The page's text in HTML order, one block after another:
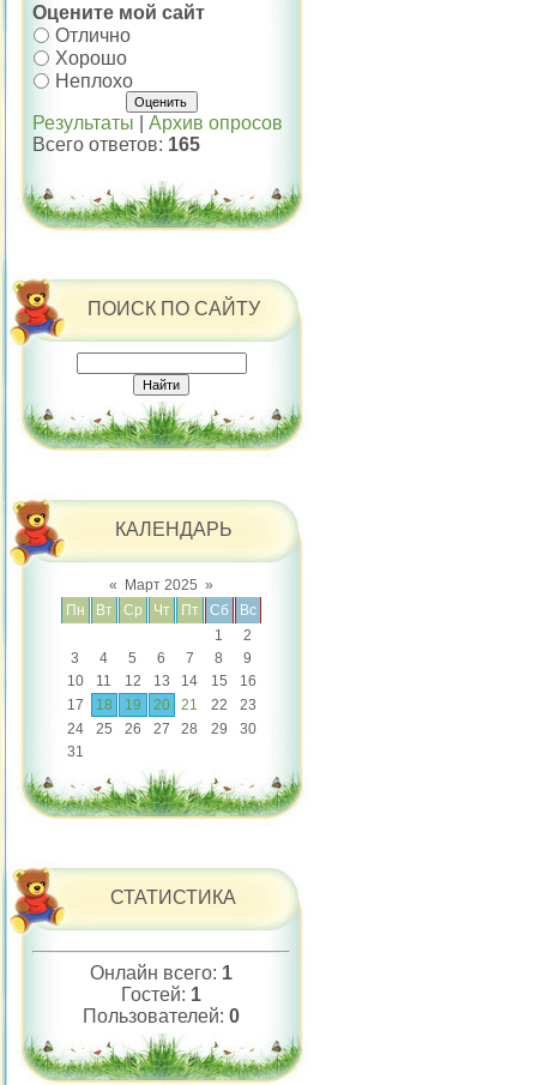
Оцените мой сайт
Отлично
Хорошо
Неплохо
Результаты
Архив опросов
Всего ответов: 165
ПОИСК ПО САЙТУ
КАЛЕНДАРЬ
« Март 2025 »
Пн
Вт Ср Чт Пт Сб
Вс
1
2
3
4 5 6 7 8
9
10
11 12 13 14 15
16
17
18 19 20 21 22
23
24
25 26 27 28 29
30
31
СТАТИСТИКА
Онлайн всего: 1
Гостей: 1
Пользователей: 0